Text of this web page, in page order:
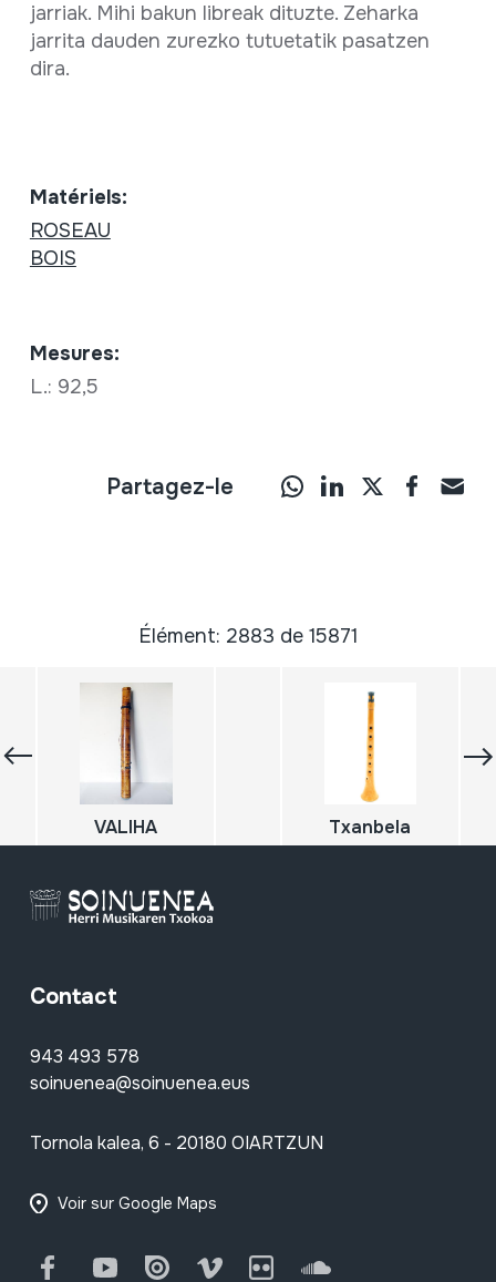
jarriak. Mihi bakun libreak dituzte. Zeharka
jarrita dauden zurezko tutuetatik pasatzen
dira.
Matériels:
ROSEAU
BOIS
Mesures:
L.: 92,5
Partagez-le
Élément: 2883 de 15871
VALIHA Txanbela
Contact
943 493 578
soinuenea@soinuenea.eus
Tornola kalea, 6 - 20180 OIARTZUN
Voir sur Google Maps
FacebookYoutube Issuu Vimeo Flickr SoundCloud